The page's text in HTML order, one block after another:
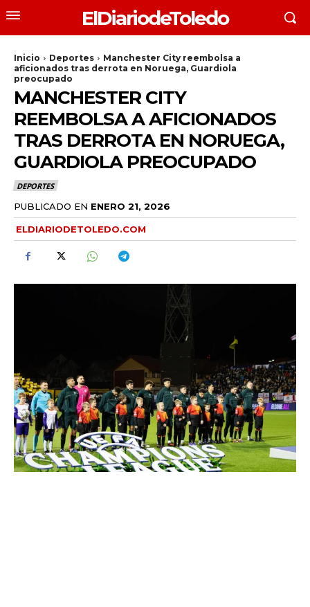
ElDiariodeToledo
Inicio Deportes
Manchester City reembolsa a
aficionados tras derrota en Noruega, Guardiola
preocupado
MANCHESTER CITY
REEMBOLSA A AFICIONADOS
TRAS DERROTA EN NORUEGA,
GUARDIOLA PREOCUPADO
DEPORTES
PUBLICADO EN ENERO 21, 2026
ELDIARIODETOLEDO.COM